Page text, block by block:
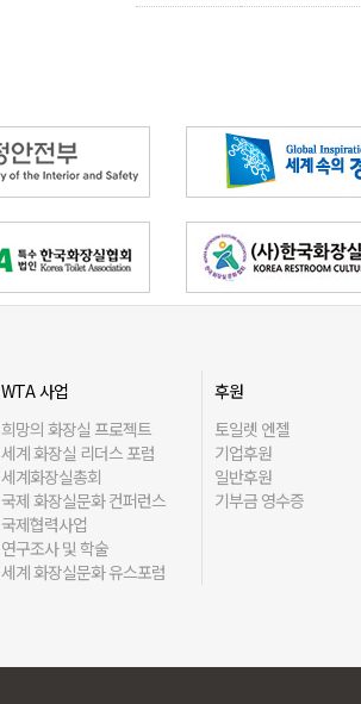
WTA 사업
희망의 화장실 프로젝트
세계 화장실 리더스 포럼
세계화장실총회
국제 화장실문화 컨퍼런스
국제협력사업
연구조사 및 학술
세계 화장실문화 유스포럼
후원
토일렛 엔젤
기업후원
일반후원
기부금 영수증